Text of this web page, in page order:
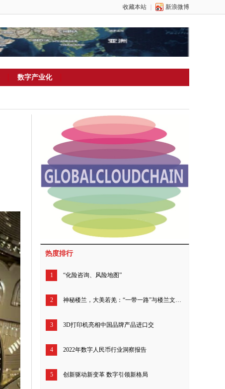
收藏本站 新浪微博
数字产业化
热度排行
1 “化险咨询、风险地图”
2 神秘楼兰，大美若羌：“一带一路”与楼兰文化发展论坛北京清华大学召开
3 3D打印机亮相中国品牌产品进口交
4 2022年数字人民币行业洞察报告
5 创新驱动新变革 数字引领新格局